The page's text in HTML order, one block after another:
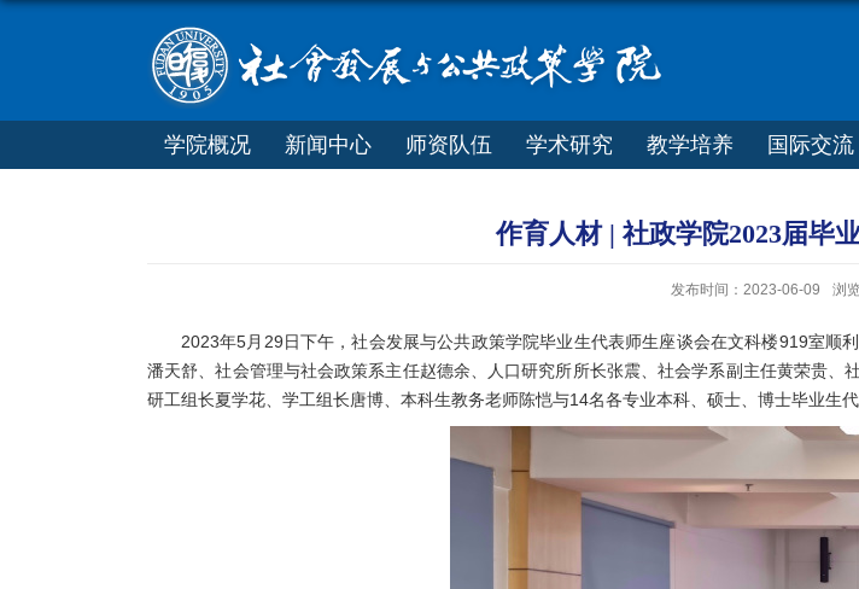
学院概况 新闻中心 师资队伍 学术研究 教学培养 国际交流
作育人材 | 社政学院2023届毕
发布时间：2023-06-09 浏
2023年5月29日下午，社会发展与公共政策学院毕业生代表师生座谈会在文科楼919室
潘天舒、社会管理与社会政策系主任赵德余、人口研究所所长张震、社会学系副主任黄荣贵、
研工组长夏学花、学工组长唐博、本科生教务老师陈恺与14名各专业本科、硕士、博士毕业生代